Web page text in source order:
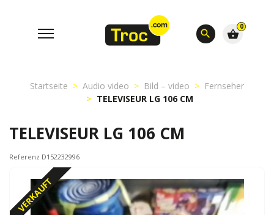
search
0
shopping_basket
Startseite Audio video Bild – video
Fernseher
TELEVISEUR LG 106 CM
TELEVISEUR LG 106 CM
Referenz D152232996
VERKAUFT